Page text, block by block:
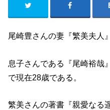
尾崎豊さんの妻『繁美夫人
息子さんである『尾崎裕哉
で現在28歳である。
繁美さんの著書『親愛なる